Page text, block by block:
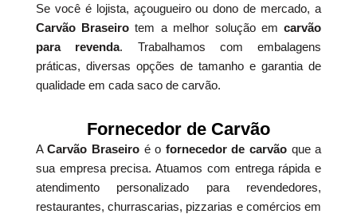
Se você é lojista, açougueiro ou dono de mercado, a
Carvão Braseiro tem a melhor solução emcarvão
para revenda. Trabalhamos com embalagens
práticas, diversas opções de tamanho e garantia de
qualidade em cada saco de carvão.
Fornecedor de Carvão
ACarvão Braseiro é o fornecedor de carvão que a
sua empresa precisa. Atuamos com entrega rápida e
atendimento personalizado para revendedores,
restaurantes, churrascarias, pizzarias e comércios em